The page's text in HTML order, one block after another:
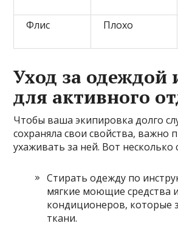
Флис Плохо
Уход за одеждой
для активного
Чтобы ваша экипировка долго
сохраняла свои свойства, важно
ухаживать за ней. Вот несколько
Стирать одежду по
мягкие моющие средства
кондиционеров, которые
ткани.